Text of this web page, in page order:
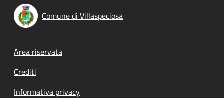
Comune di Villaspeciosa
Footer menu
Area riservata
Crediti
Informativa privacy